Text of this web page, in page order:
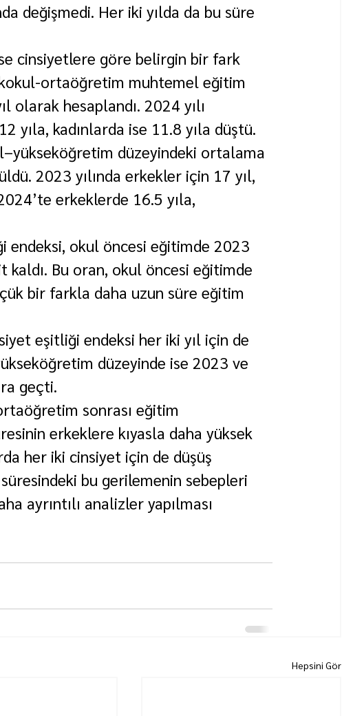
değişmedi. Her iki yılda da bu süre
cinsiyetlere göre belirgin bir fark
ortaöğretim muhtemel eğitim
olarak hesaplandı. 2024 yılı
yıla, kadınlarda ise 11.8 yıla düştü.
düzeyindeki ortalama
2023 yılında erkekler için 17 yıl,
erkeklerde 16.5 yıla,
okul öncesi eğitimde 2023
kaldı. Bu oran, okul öncesi eğitimde
bir farkla daha uzun süre eğitim
eşitliği endeksi her iki yıl için de
düzeyinde ise 2023 ve
geçti.
sonrası eğitim
erkeklere kıyasla daha yüksek
her iki cinsiyet için de düşüş
bu gerilemenin sebepleri
ayrıntılı analizler yapılması
Hepsini Gör